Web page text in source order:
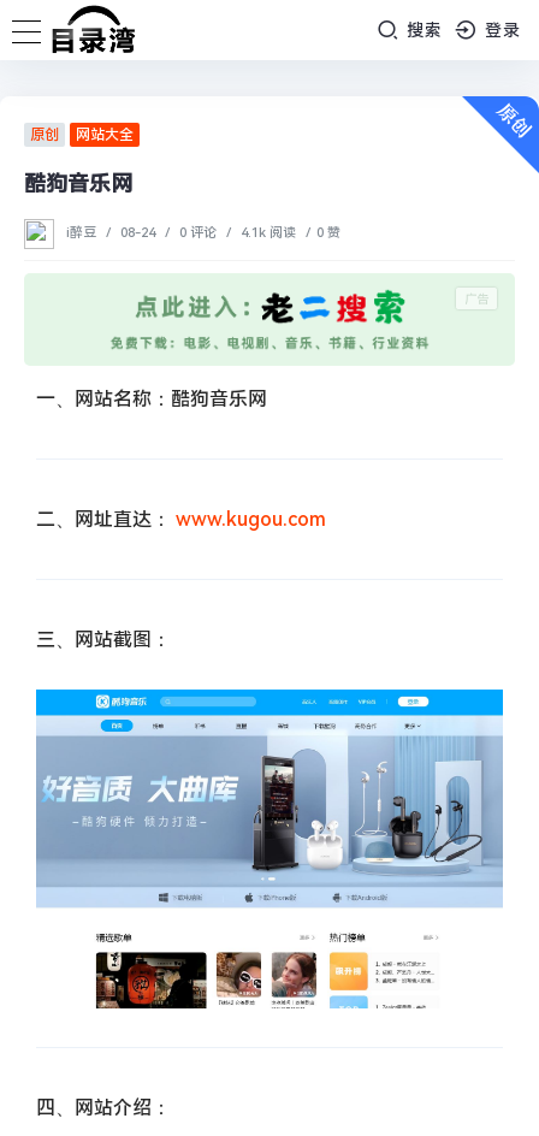
搜索 登录
原创 网站大全
酷狗音乐网
i醉豆 / 08-24 / 0 评论 / 4.1k 阅读 / 0 赞
一、网站名称：酷狗音乐网
二、网址直达： www.kugou.com
三、网站截图：
四、网站介绍：